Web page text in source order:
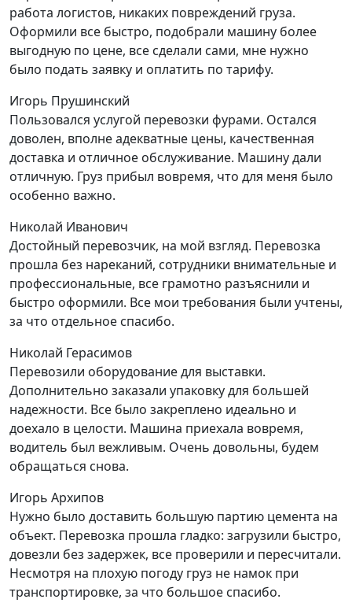
работа логистов, никаких повреждений груза.
Оформили все быстро, подобрали машину более
выгодную по цене, все сделали сами, мне нужно
было подать заявку и оплатить по тарифу.
Игорь Прушинский
Пользовался услугой перевозки фурами. Остался
доволен, вполне адекватные цены, качественная
доставка и отличное обслуживание. Машину дали
отличную. Груз прибыл вовремя, что для меня было
особенно важно.
Николай Иванович
Достойный перевозчик, на мой взгляд. Перевозка
прошла без нареканий, сотрудники внимательные и
профессиональные, все грамотно разъяснили и
быстро оформили. Все мои требования были учтены,
за что отдельное спасибо.
Николай Герасимов
Перевозили оборудование для выставки.
Дополнительно заказали упаковку для большей
надежности. Все было закреплено идеально и
доехало в целости. Машина приехала вовремя,
водитель был вежливым. Очень довольны, будем
обращаться снова.
Игорь Архипов
Нужно было доставить большую партию цемента на
объект. Перевозка прошла гладко: загрузили быстро,
довезли без задержек, все проверили и пересчитали.
Несмотря на плохую погоду груз не намок при
транспортировке, за что большое спасибо.